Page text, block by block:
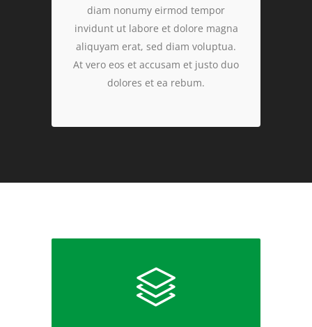
diam nonumy eirmod tempor
invidunt ut labore et dolore magna
aliquyam erat, sed diam voluptua.
At vero eos et accusam et justo duo
dolores et ea rebum.